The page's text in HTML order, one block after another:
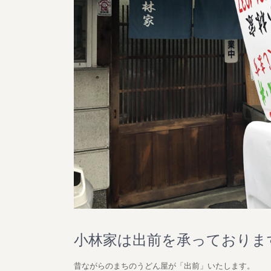
小林家は出前を承っておりま
昔ながらのまちのうどん屋が「出前」いたします。